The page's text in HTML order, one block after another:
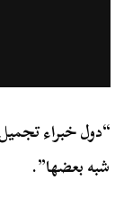
“دول خبراء
شبه بعضها”.